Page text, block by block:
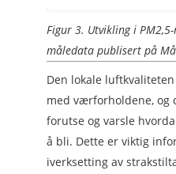
Figur 3. Utvikling i
måledata publisert på
Den lokale
med værforholdene, og
forutse og varsle
å bli. Dette er viktig
iverksetting av